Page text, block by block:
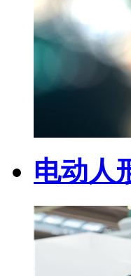
电动人